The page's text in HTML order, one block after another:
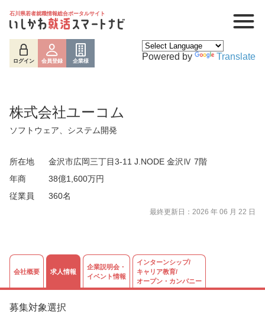
石川県若者就職情報総合ポータルサイト
ログイン 会員登録 企業様 Powered by Translate
株式会社ユーコム
ソフトウェア、システム開発
所在地
金沢市広岡三丁目3-11 J.NODE 金沢Ⅳ 7階
年商
38億1,600万円
従業員
360名
最終更新日：2026 年 06 月 22 日
会社概要 求人情報
企業説明会・
イベント情報
インターンシップ/
キャリア教育/
オープン・カンパニー
募集対象選択